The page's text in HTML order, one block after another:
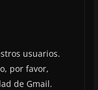
usuarios.
por favor,
de Gmail.